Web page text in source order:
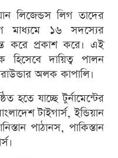
লিজেন্ডস লিগ তাদের
মাধ্যমে ১৬ সদস্যের
করে প্রকাশ করে। এই
হিসেবে দায়িত্ব পালন
অলক কাপালি।
হতে যাচ্ছে টুর্নামেন্টের
টাইগার্স, ইন্ডিয়ান
পাঠানস, পাকিস্তান